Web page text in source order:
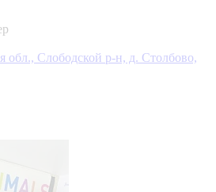
обл., Слободской р-н, д. Столбово,